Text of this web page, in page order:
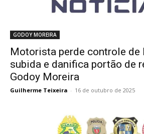
GODOY MOREIRA
Motorista perde controle de
subida e danifica portão de
Godoy Moreira
Guilherme Teixeira - 16 de outubro de 2025